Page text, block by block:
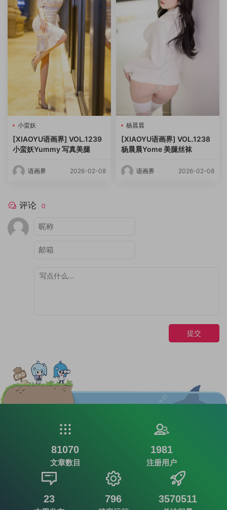
小蛮妖
[XIAOYU语画界] VOL.1239
小蛮妖Yummy 写真美腿
语画界 2026-02-08
杨晨晨
[XIAOYU语画界] VOL.1238
杨晨晨Yome 美腿丝袜
语画界 2026-02-08
评论 0
提交
81070
文章数目
1981
注册用户
23 796 3570511